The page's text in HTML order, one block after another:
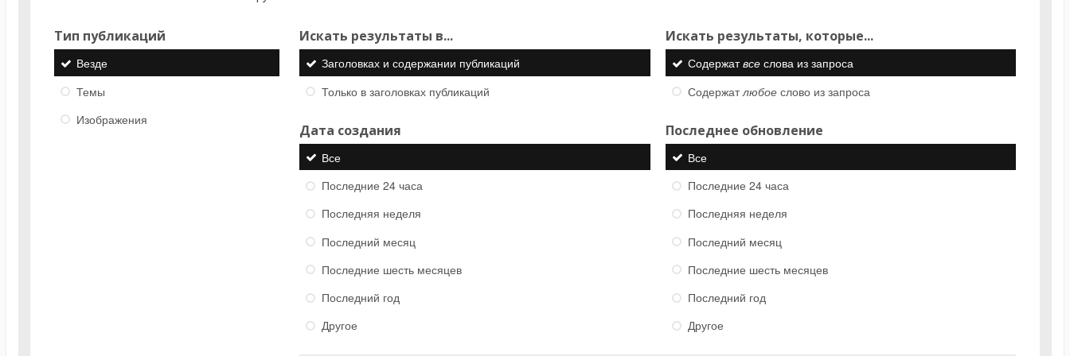
Тип публикаций
Везде
Темы
Изображения
Искать результаты в...
Заголовках и содержании публикаций
Только в заголовках публикаций
Искать результаты, которые...
Содержатвсеслова из запроса
Содержатлюбоеслово из запроса
Дата создания
Все
Последние 24 часа
Последняя неделя
Последний месяц
Последние шесть месяцев
Последний год
Другое
Последнее обновление
Все
Последние 24 часа
Последняя неделя
Последний месяц
Последние шесть месяцев
Последний год
Другое